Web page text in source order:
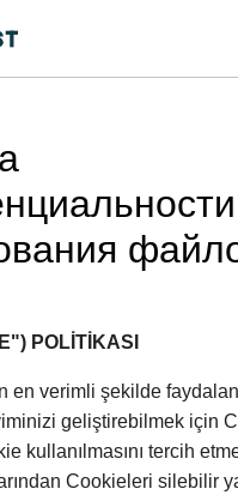
POLİTİKASI​
en verimli şekilde
geliştirebilmek için
kullanılmasını tercih
Cookieleri silebilir